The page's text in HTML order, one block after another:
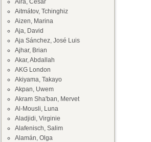
Aira, César
Aitmátov, Tchinghiz
Aizen, Marina
Aja, David
Aja Sánchez, José Luis
Ajhar, Brian
Akar, Abdallah
AKG London
Akiyama, Takayo
Akpan, Uwem
Akram Sha'ban, Mervet
Al-Mousli, Luna
Aladjidi, Virginie
Alafenisch, Salim
Alamán, Olga